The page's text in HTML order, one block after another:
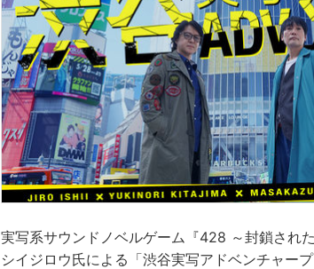
実写系サウンドノベルゲーム『428 ～封鎖され
シイジロウ氏による「渋谷実写アドベンチャー